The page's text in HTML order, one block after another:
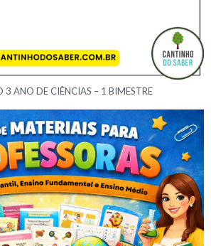
3 ANO DE CIÊNCIAS – 1 BIMESTRE